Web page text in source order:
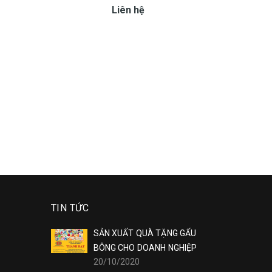
Liên hệ
TIN TỨC
SẢN XUẤT QUÀ TẶNG GẤU
BÔNG CHO DOANH NGHIỆP
20/10/2020